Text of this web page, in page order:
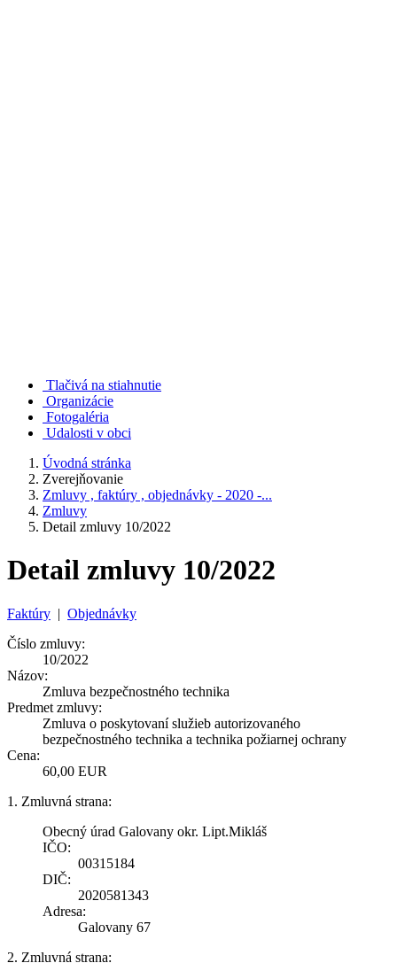
Tlačivá na stiahnutie
Organizácie
Fotogaléria
Udalosti v obci
Úvodná stránka
Zverejňovanie
Zmluvy , faktúry , objednávky - 2020 -...
Zmluvy
Detail zmluvy 10/2022
Detail zmluvy 10/2022
Faktúry | Objednávky
Číslo zmluvy:
10/2022
Názov:
Zmluva bezpečnostného technika
Predmet zmluvy:
Zmluva o poskytovaní služieb autorizovaného
bezpečnostného technika a technika požiarnej ochrany
Cena:
60,00 EUR
1. Zmluvná strana:
Obecný úrad Galovany okr. Lipt.Mikláš
IČO:
00315184
DIČ:
2020581343
Adresa:
Galovany 67
2. Zmluvná strana: